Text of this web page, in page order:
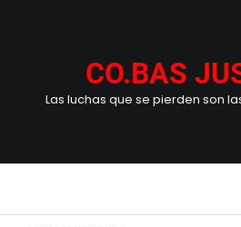
CO.BAS
Las luchas que se pierden son